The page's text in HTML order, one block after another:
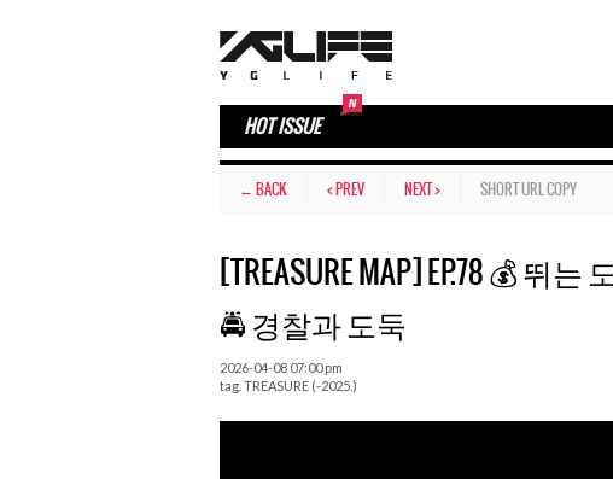
HOT ISSUE
← BACK < PREV NEXT > SHORT URL COPY
[TREASURE MAP] EP.78 💰 뛰
🚔 경찰과 도둑
2026-04-08 07:00 pm
tag. TREASURE (-2025.)